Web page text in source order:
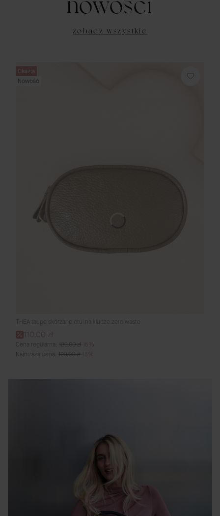
zobacz wszystkie
Okazja
Nowość
THEA taupe skórzane etui na klucze zero waste
Cena promocyjna
110,00 zł
Cena regularna: 129,00 zł
Najniższa cena: 129,00 zł